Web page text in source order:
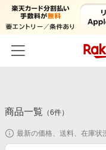
カテゴリー一覧
百貨店・総合ECモール
イベント一覧
商品一覧 （6件）
最新の価格、送料、在庫状